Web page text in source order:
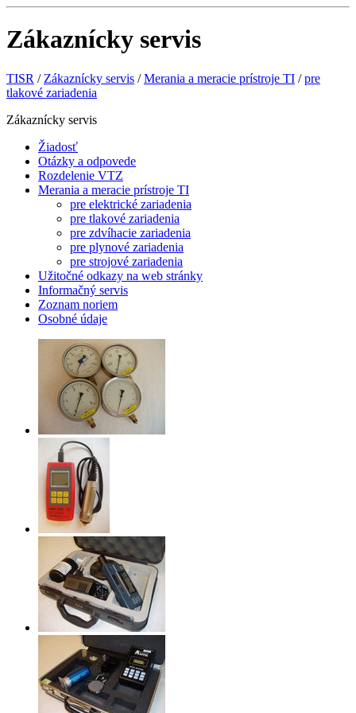
Zákaznícky servis
TISR / Zákaznícky servis / Merania a meracie prístroje TI / pre
tlakové zariadenia
Zákaznícky servis
Žiadosť
Otázky a odpovede
Rozdelenie VTZ
Merania a meracie prístroje TI
pre elektrické zariadenia
pre tlakové zariadenia
pre zdvíhacie zariadenia
pre plynové zariadenia
pre strojové zariadenia
Užitočné odkazy na web stránky
Informačný servis
Zoznam noriem
Osobné údaje